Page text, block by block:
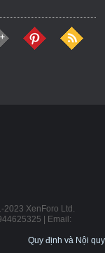
XenForo Ltd.
| Email:
Quy định và Nội quy